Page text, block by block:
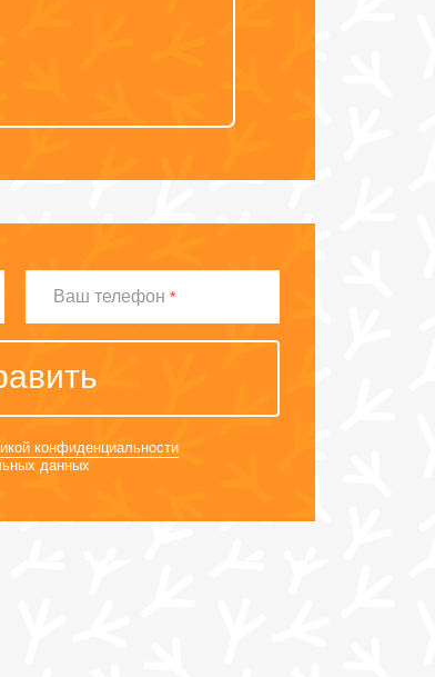
телефон
Ваш телефон *
конфиденциальности
данных